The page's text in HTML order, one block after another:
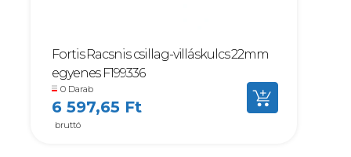
Fortis Racsnis csillag-villáskulcs 22mm
egyenes F199336
0 Darab
6 597,65 Ft
bruttó